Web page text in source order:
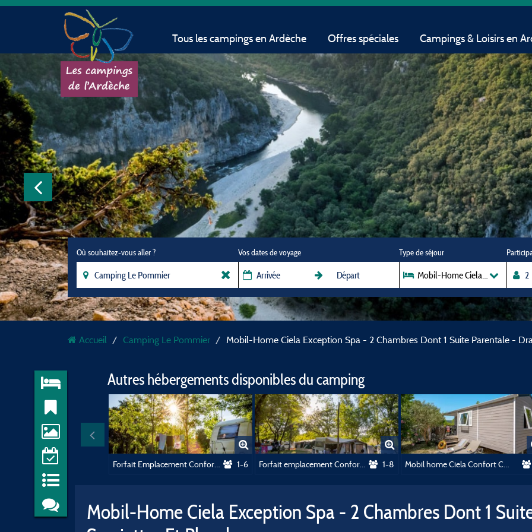
Tous les campings en Ardèche Offres spéciales Campings & Loisirs en
Où souhaitez-vous aller ? Vos dates de voyage Type de séjour
Mobil-Home Ciela Exception
Accueil Camping Le Pommier Mobil-Home Ciela Exception Spa - 2 Chambres Dont 1 Suite Parentale -
Autres hébergements disponibles du camping
Forfait Emplacement Confort 90m² 1-6 Forfait emplacement Confort Grande Taille 120m² 1-8
Mobil-Home Ciela Exception Spa - 2 Chambres Dont 1